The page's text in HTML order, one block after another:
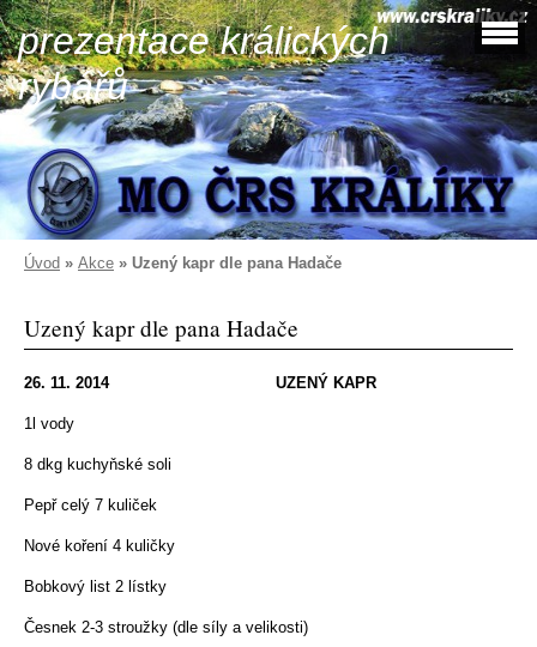
prezentace králických
rybářů
Úvod » Akce » Uzený kapr dle pana Hadače
Uzený kapr dle pana Hadače
26. 11. 2014 UZENÝ KAPR
1l vody
8 dkg kuchyňské soli
Pepř celý 7 kuliček
Nové koření 4 kuličky
Bobkový list 2 lístky
Česnek 2-3 stroužky (dle síly a velikosti)